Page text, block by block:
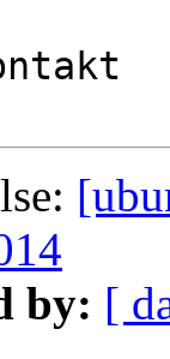
by: [